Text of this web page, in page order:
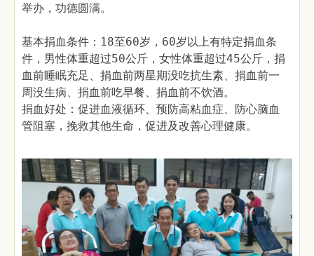
举办，功德圆满。
基本捐血条件：18至60岁，60岁以上有特定捐血条
件，男性体重超过50公斤，女性体重超过45公斤，捐
血前睡眠充足、捐血前两星期没吃抗生素、捐血前一
周没生病、捐血前吃早餐、捐血前不饮酒。
捐血好处：促进血液循环、预防高粘血症、防心脑血
管阻塞，挽救其他生命，促进及改善心理健康。